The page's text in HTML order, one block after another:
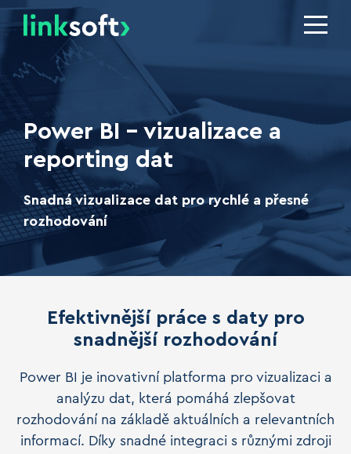
Power BI - vizualizace a
reporting dat
Snadná vizualizace dat pro rychlé a přesné
rozhodování
Efektivnější práce s daty pro
snadnější rozhodování
Power BI je inovativní platforma pro vizualizaci a
analýzu dat, která pomáhá zlepšovat
rozhodování na základě aktuálních a relevantních
informací. Díky snadné integraci s různými zdroji